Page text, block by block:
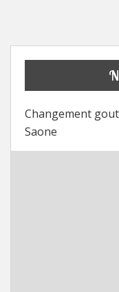
Changement
Saone